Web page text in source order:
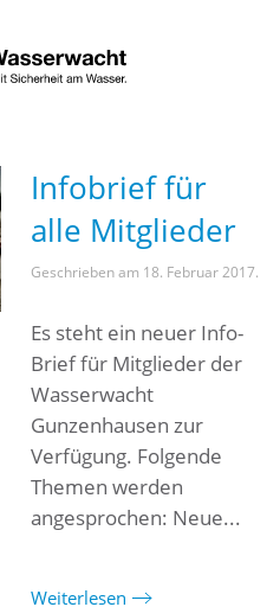
Infobrief für
alle Mitglieder
Geschrieben am 18. Februar 2017.
Es steht ein neuer Info-
Brief für Mitglieder der
Wasserwacht
Gunzenhausen zur
Verfügung. Folgende
Themen werden
angesprochen: Neue...
Weiterlesen